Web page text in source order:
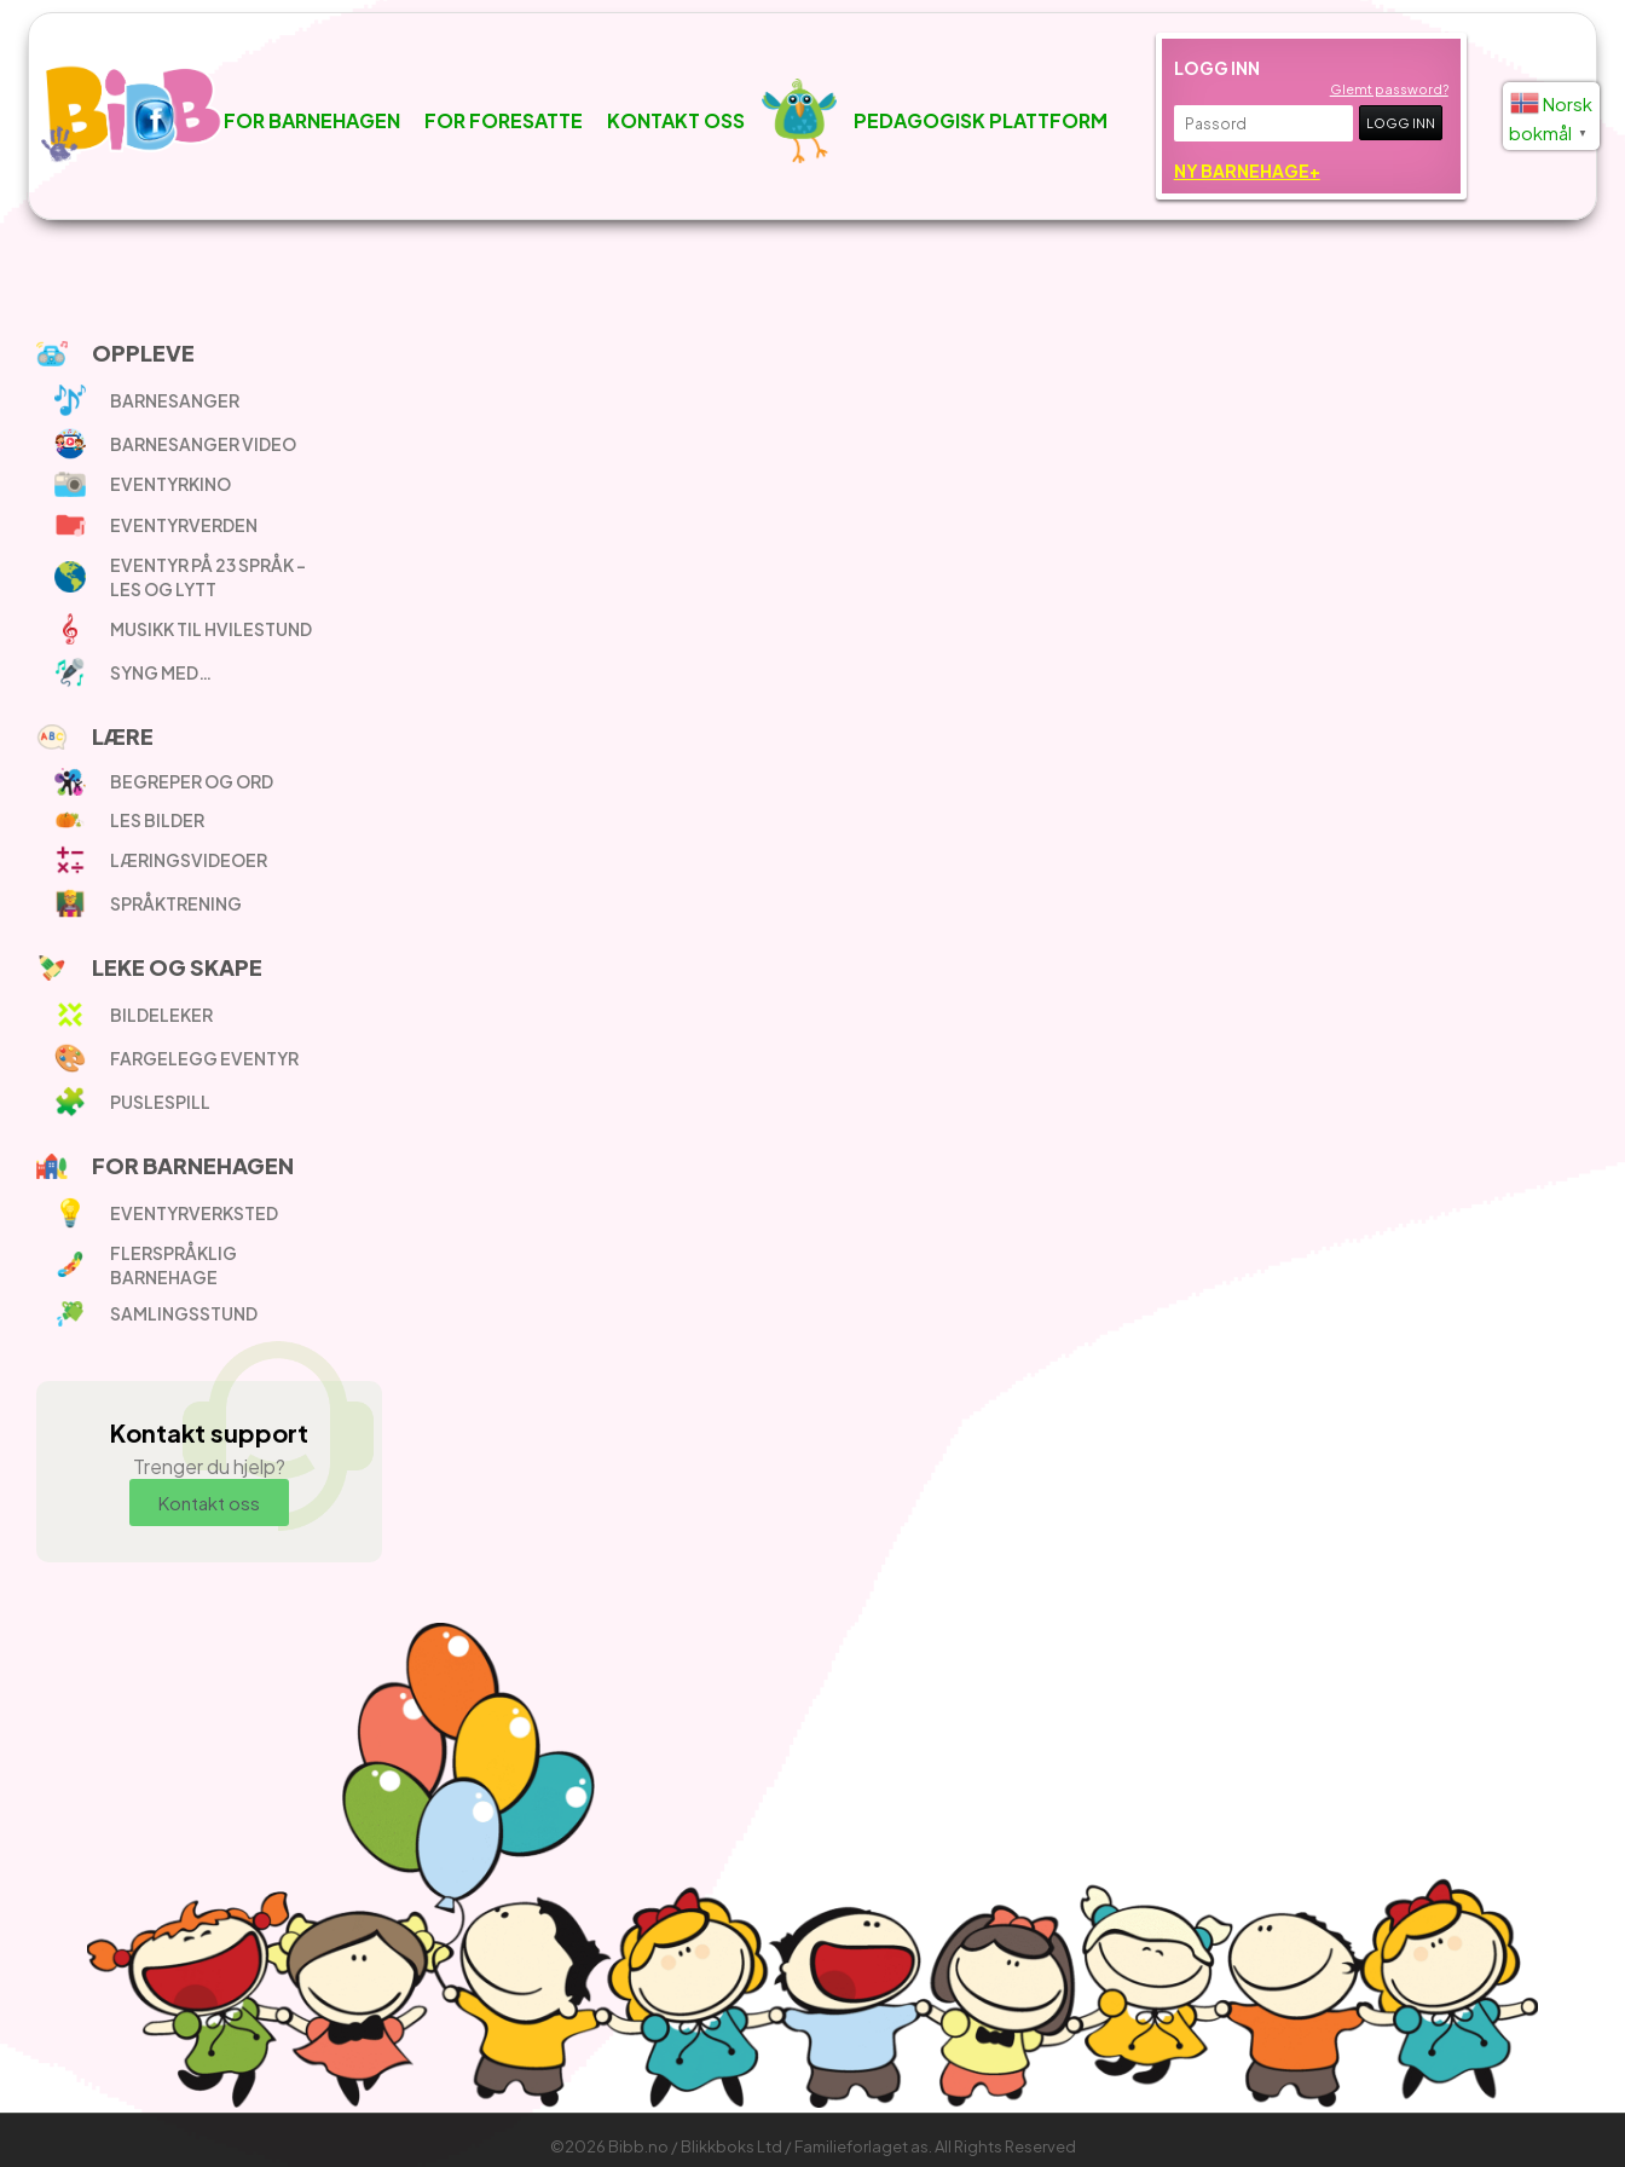
FOR BARNEHAGEN FOR FORESATTE KONTAKT OSS PEDAGOGISK PLATTFORM
LOGG INN
Glemt password?
NY BARNEHAGE+
Norsk
bokmål
▼
OPPLEVE
BARNESANGER
BARNESANGER VIDEO
EVENTYRKINO
EVENTYRVERDEN
EVENTYR PÅ 23 SPRÅK –
LES OG LYTT
MUSIKK TIL HVILESTUND
SYNG MED…
LÆRE
BEGREPER OG ORD
LES BILDER
LÆRINGSVIDEOER
SPRÅKTRENING
LEKE OG SKAPE
BILDELEKER
FARGELEGG EVENTYR
PUSLESPILL
FOR BARNEHAGEN
EVENTYRVERKSTED
FLERSPRÅKLIG
BARNEHAGE
SAMLINGSSTUND
Kontakt support
Trenger du hjelp?
Kontakt oss
©2026 Bibb.no / Blikkboks Ltd / Familieforlaget as. All Rights Reserved